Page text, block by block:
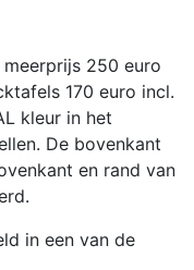
250 euro
170 euro incl.
kleur in het
De bovenkant
en rand van
in een van de